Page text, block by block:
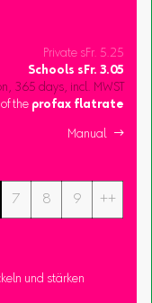
Private sFr. 5.25
Schools sFr. 3.05
365 days, incl. MWST
the profax flatrate
Manual 
7 8 9 ++
und stärken